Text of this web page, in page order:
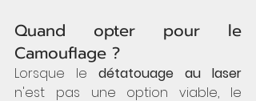
Quand opter pour le
Camouflage ?
Lorsque le détatouage au laser